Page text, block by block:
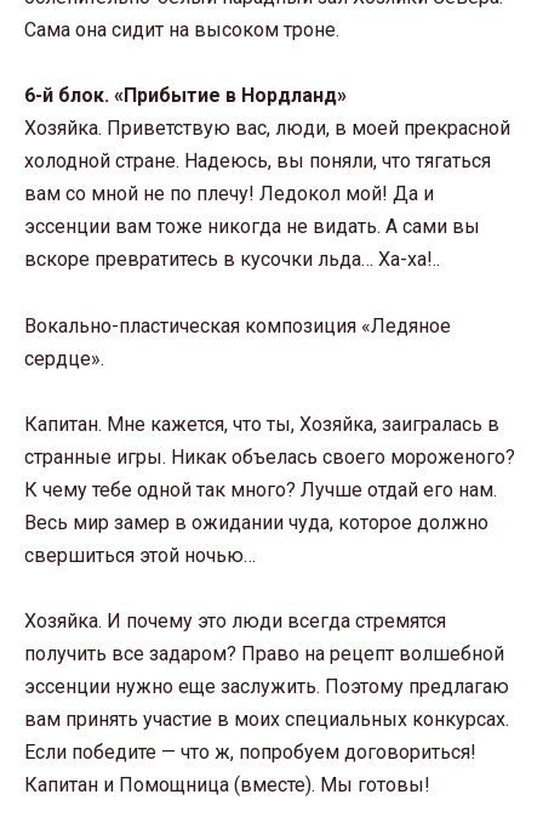
Сама она сидит на высоком троне.
6-й блок. «Прибытие в Нордланд»
Хозяйка. Приветствую вас, люди, в моей прекрасной
холодной стране. Надеюсь, вы поняли, что тягаться
вам со мной не по плечу! Ледокол мой! Да и
эссенции вам тоже никогда не видать. А сами вы
вскоре превратитесь в кусочки льда… Ха-ха!..
Вокально-пластическая композиция «Ледяное
сердце».
Капитан. Мне кажется, что ты, Хозяйка, заигралась в
странные игры. Никак объелась своего мороженого?
К чему тебе одной так много? Лучше отдай его нам.
Весь мир замер в ожидании чуда, которое должно
свершиться этой ночью…
Хозяйка. И почему это люди всегда стремятся
получить все задаром? Право на рецепт волшебной
эссенции нужно еще заслужить. Поэтому предлагаю
вам принять участие в моих специальных конкурсах.
Если победите — что ж, попробуем договориться!
Капитан и Помощница (вместе). Мы готовы!